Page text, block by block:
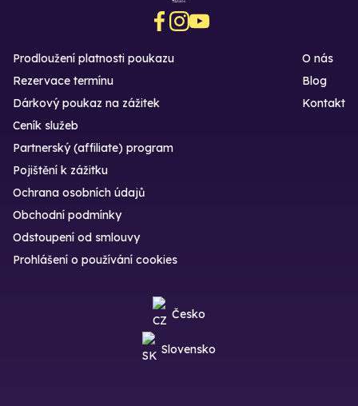
Prodloužení platnosti poukazu
Rezervace termínu
Dárkový poukaz na zážitek
O nás
Blog
Kontakt
Ceník služeb
Partnerský (affiliate) program
Pojištění k zážitku
Ochrana osobních údajů
Obchodní podmínky
Odstoupení od smlouvy
Prohlášení o používání cookies
Česko
Slovensko